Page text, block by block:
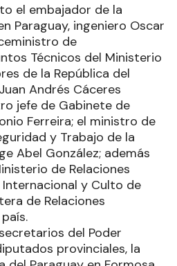
el embajador de la
Paraguay, ingeniero Oscar
de
Técnicos del Ministerio
de la República del
Andrés Cáceres
jefe de Gabinete de
Ferreira; el ministro de
y Trabajo de la
Abel González; además
de Relaciones
y Culto de
de Relaciones
del Poder
provinciales, la